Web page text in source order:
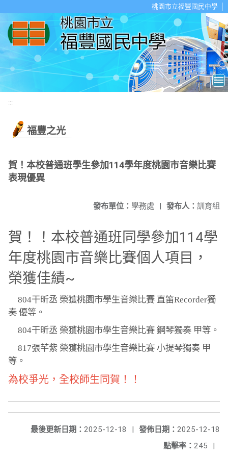
桃園市立福豐國民中學
:::
福豐之光
賀！本校普通班學生參加114學年度桃園市音樂比賽
表現優異
發布人： 訓育組
發布單位： 學務處 |
賀！！本校普通班同學參加114學
年度桃園市音樂比賽個人項目，
榮獲佳績~
804干昕丞 榮獲桃園市學生音樂比賽 直笛Recorder獨
奏 優等。
804干昕丞 榮獲桃園市學生音樂比賽 鋼琴獨奏 甲等。
817張芊紫 榮獲桃園市學生音樂比賽 小提琴獨奏 甲
等。
為校爭光，全校師生同賀！！
發佈日期： 2025-12-18
最後更新日期： 2025-12-18
|
點擊率： 245 |